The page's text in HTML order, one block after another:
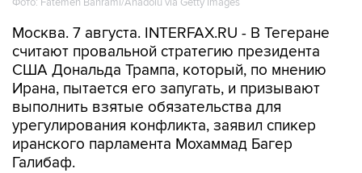
Москва. 7 августа. INTERFAX.RU - В Тегеране
считают провальной стратегию президента
США Дональда Трампа, который, по мнению
Ирана, пытается его запугать, и призывают
выполнить взятые обязательства для
урегулирования конфликта, заявил спикер
иранского парламента Мохаммад Багер
Галибаф.